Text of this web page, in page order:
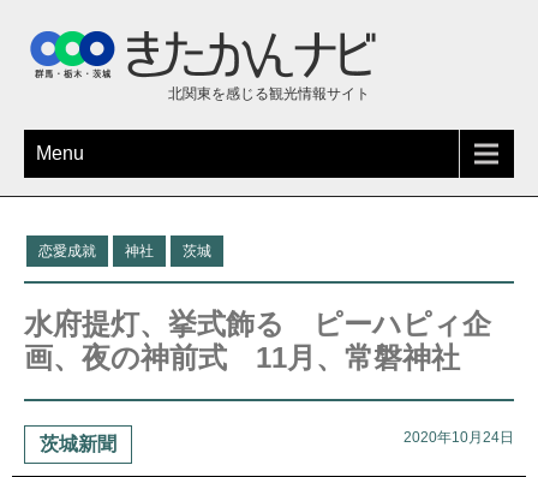
北関東を感じる観光情報サイト
Menu
恋愛成就 神社 茨城
水府提灯、挙式飾る ピーハピィ企
画、夜の神前式 11月、常磐神社
茨城新聞 2020年10月24日